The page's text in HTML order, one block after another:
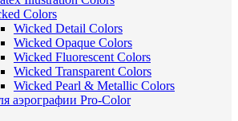
Colors
Wicked Detail Colors
Wicked Opaque Colors
Wicked Fluorescent Colors
Wicked Transparent Colors
Wicked Pearl & Metallic Colors
аэрографии Pro-Color